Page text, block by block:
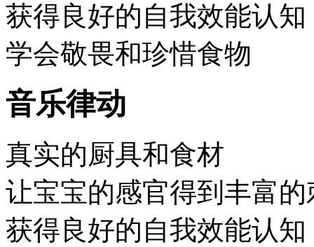
获得良好的自我效能认知
学会敬畏和珍惜食物
音乐律动
真实的厨具和食材
让宝宝的感官得到丰富的
获得良好的自我效能认知